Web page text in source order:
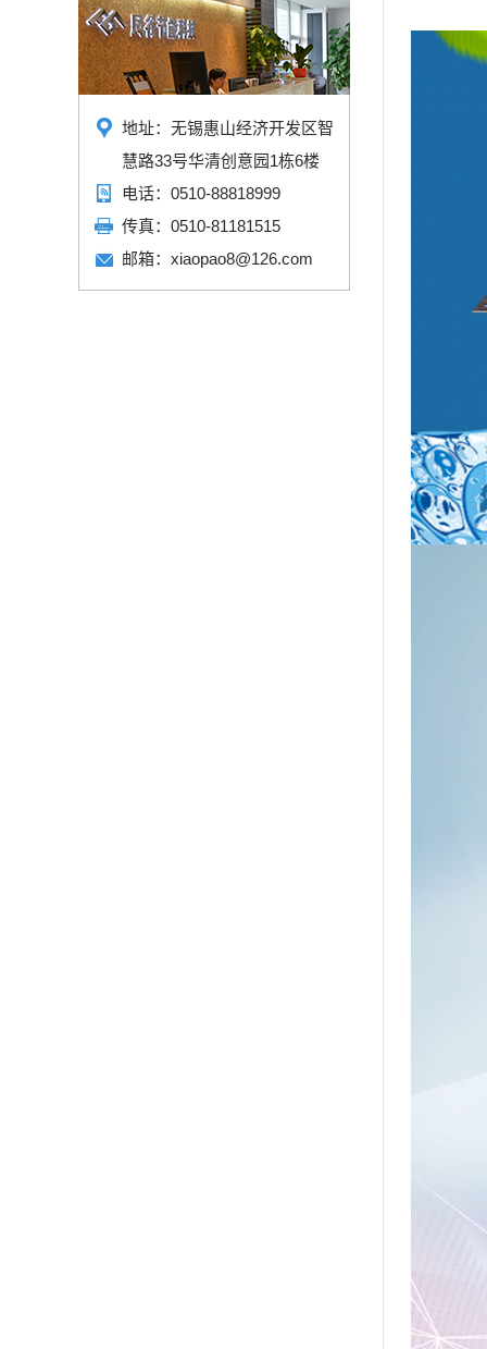
地址：无锡惠山经济开发区智
慧路33号华清创意园1栋6楼
电话：0510-88818999
传真：0510-81181515
邮箱：xiaopao8@126.com